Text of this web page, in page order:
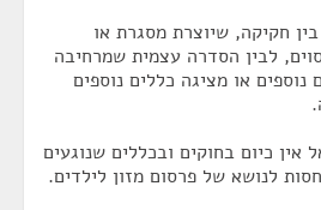
חקיקה, שיוצרת מסגרת או
לבין הסדרה עצמית שמרחיבה
או מציגה כללים נוספים
כיום בחוקים ובכללים שנוגעים
לנושא של פרסום מזון לילדים.